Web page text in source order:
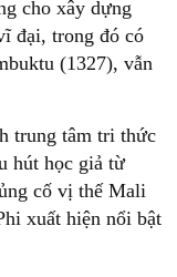
cho xây dựng
đại, trong đó có
(1327), vẫn
trung tâm tri thức
hút học giả từ
cố vị thế Mali
xuất hiện nổi bật